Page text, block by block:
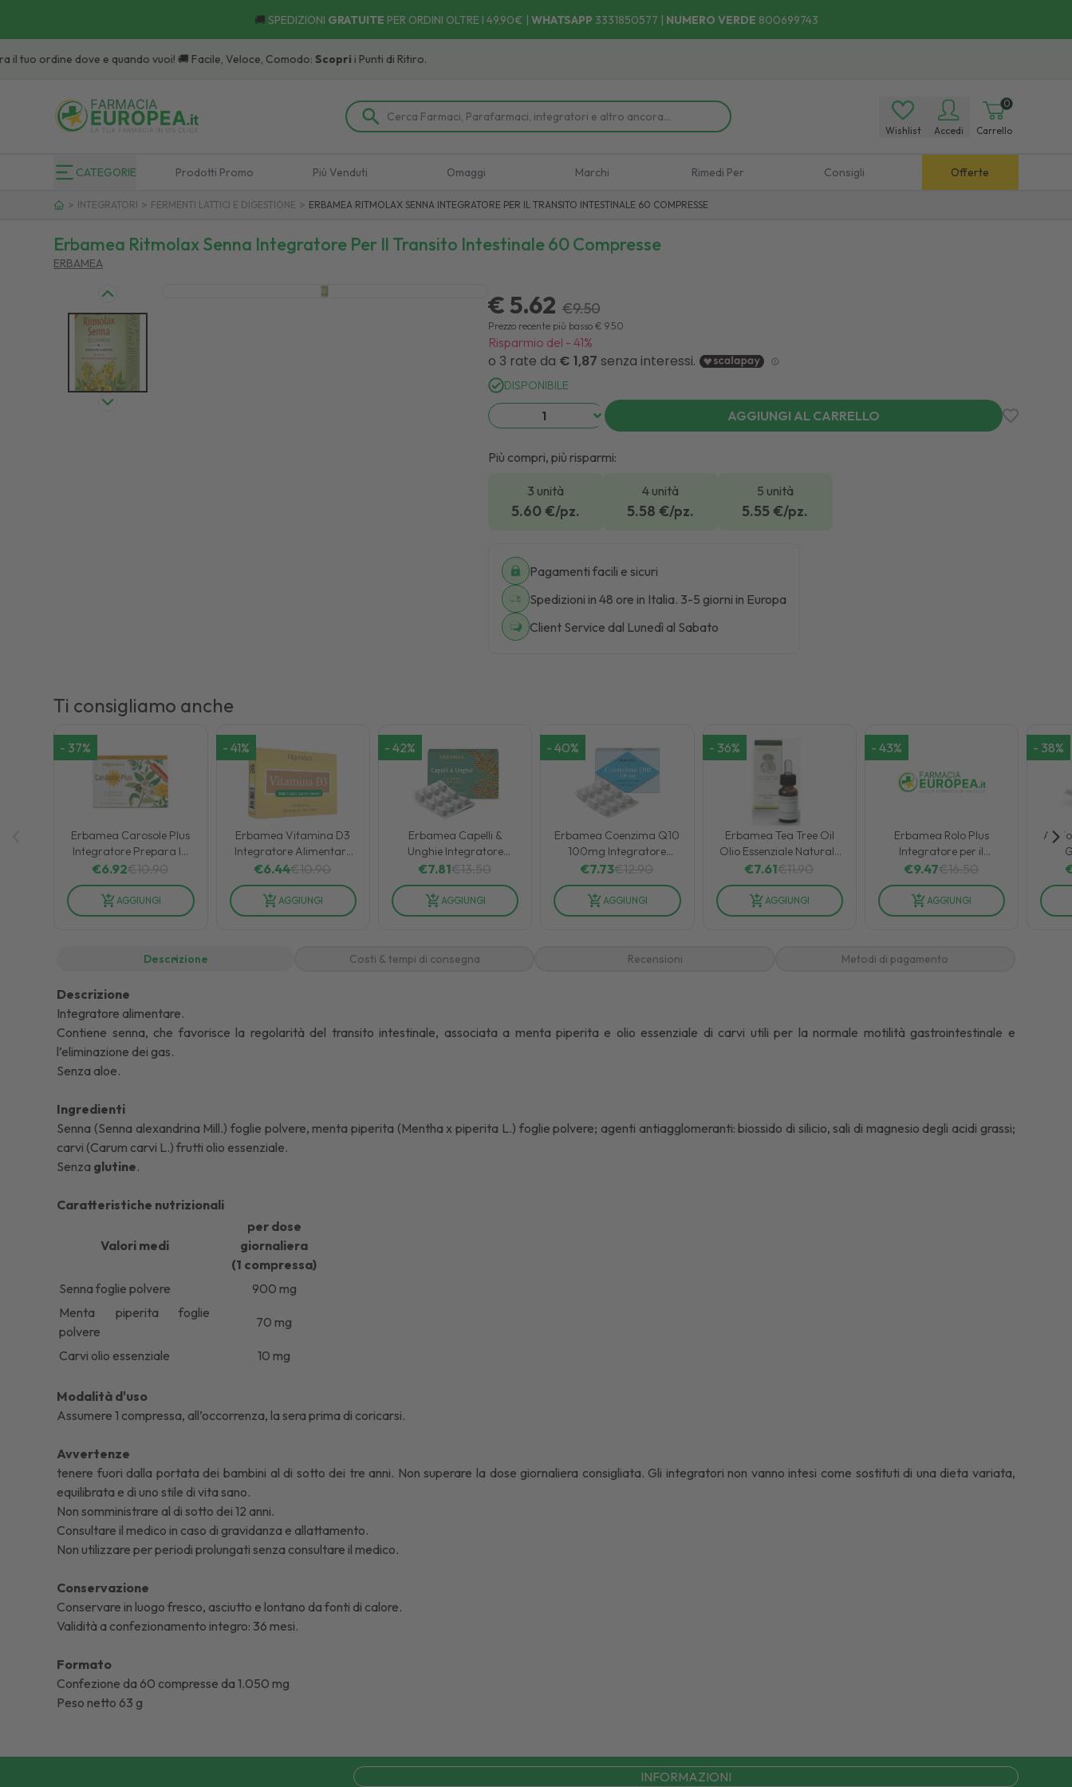
🚚 SPEDIZIONI GRATUITE PER ORDINI OLTRE I 49,90€ | WHATSAPP 3331850577 | NUMERO VERDE 800699743
dove e quando vuoi! 🚚 Facile, Veloce, Comodo:Scopri i Punti di Ritiro.
Wishlist Accedi
0
Carrello
CATEGORIE Prodotti Promo Più Venduti Omaggi Marchi Rimedi Per Consigli Offerte
> INTEGRATORI > FERMENTI LATTICI E DIGESTIONE > ERBAMEA RITMOLAX SENNA INTEGRATORE PER IL TRANSITO INTESTINALE 60 COMPRESSE
Erbamea Ritmolax Senna Integratore Per Il Transito Intestinale 60 Compresse
ERBAMEA
€ 5.62 €9.50
Prezzo recente più basso€ 9.50
Risparmio del - 41%
DISPONIBILE
AGGIUNGI AL CARRELLO
Più compri, più risparmi:
3 unità
5.60€/pz.
4 unità
5.58 €/pz.
5 unità
5.55 €/pz.
Pagamenti facili e sicuri
Spedizioni in 48 ore in Italia. 3-5 giorni in Europa
Client Service dal Lunedì al Sabato
Ti consigliamo anche
- 37%
Erbamea Carosole Plus
Integratore Prepara la
Pelle per l'Abbronzatura
24 Capsule
€6.92€10.90
AGGIUNGI
- 41%
Erbamea Vitamina D3
Integratore Alimentare
Benessere
dell'Organismo 90
Compresse
€6.44€10.90
AGGIUNGI
- 42%
Erbamea Capelli &
Unghie Integratore
Alimentare 24 Capsule
Vegetali
€7.81€13.50
AGGIUNGI
- 40%
Erbamea Coenzima Q10
100mg Integratore
Alimentare 24 Capsule
€7.73€12.90
AGGIUNGI
- 36%
Erbamea Tea Tree Oil
Olio Essenziale Naturale
100% Integratore
Alimentare 10 ml
€7.61€11.90
AGGIUNGI
- 43%
Erbamea Rolo Plus
Integratore per il
Controllo del Colesterolo
36 Compresse
€9.47€16.50
AGGIUNGI
- 38%
Descrizione Costi & tempi di consegna Recensioni Metodi di pagamento
Descrizione
Integratore alimentare.
Contiene senna, che favorisce la regolarità del transito intestinale, associata a menta piperita e olio essenziale di carvi utili per la normale motilità gastrointestinale e
l’eliminazione dei gas.
Senza aloe.
Ingredienti
Senna (Senna alexandrina Mill.) foglie polvere, menta piperita (Mentha x piperita L.) foglie polvere; agenti antiagglomeranti: biossido di silicio, sali di magnesio degli acidi grassi;
carvi (Carum carvi L.) frutti olio essenziale.
Senza glutine.
Caratteristiche nutrizionali
Valori medi
per dose
giornaliera
(1 compressa)
Senna foglie polvere
900 mg
Menta piperita foglie
polvere
70 mg
Carvi olio essenziale 10 mg
Modalità d'uso
Assumere 1 compressa, all’occorrenza, la sera prima di coricarsi.
Avvertenze
tenere fuori dalla portata dei bambini al di sotto dei tre anni. Non superare la dose giornaliera consigliata. Gli integratori non vanno intesi come sostituti di una dieta variata,
equilibrata e di uno stile di vita sano.
Non somministrare al di sotto dei 12 anni.
Consultare il medico in caso di gravidanza e allattamento.
Non utilizzare per periodi prolungati senza consultare il medico.
Conservazione
Conservare in luogo fresco, asciutto e lontano da fonti di calore.
Validità a confezionamento integro: 36 mesi.
Formato
Confezione da 60 compresse da 1.050 mg
Peso netto 63 g
INFORMAZIONI